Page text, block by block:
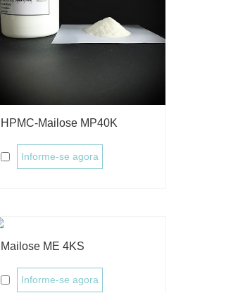
HPMC-Mailose MP40K
Informe-se agora
Mailose ME 4KS
Informe-se agora